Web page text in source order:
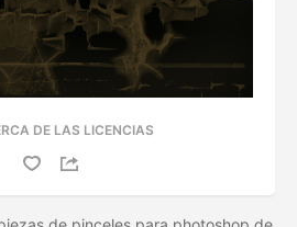
DE LAS LICENCIAS